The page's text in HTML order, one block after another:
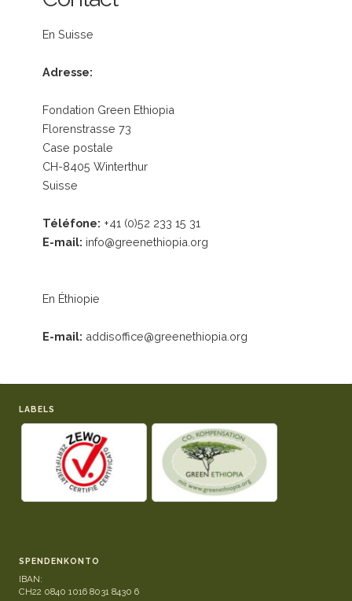
En Suisse
Adresse:
Fondation Green Ethiopia
Florenstrasse 73
Case postale
CH-8405 Winterthur
Suisse
Téléfone: +41 (0)52 233 15 31
E-mail: info@greenethiopia.org
En Éthiopie
E-mail: addisoffice@greenethiopia.org
LABELS
SPENDENKONTO
IBAN:
CH22 0840 1016 8031 8430 6